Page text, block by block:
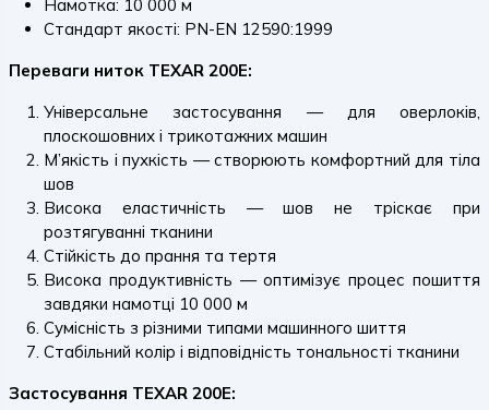
Намотка: 10 000 м
Стандарт якості: PN-EN 12590:1999
Переваги ниток TEXAR 200E:
Універсальне застосування — для оверлоків,
плоскошовних і трикотажних машин
М’якість і пухкість — створюють комфортний для тіла
шов
Висока еластичність — шов не тріскає при
розтягуванні тканини
Стійкість до прання та тертя
Висока продуктивність — оптимізує процес пошиття
завдяки намотці 10 000 м
Сумісність з різними типами машинного шиття
Стабільний колір і відповідність тональності тканини
Застосування TEXAR 200E: